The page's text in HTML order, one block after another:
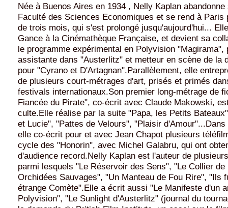
Née à Buenos Aires en 1934 , Nelly Kaplan
Faculté des Sciences Economiques et se rend à Paris
de trois mois, qui s'est prolongé jusqu'aujourd'hui...
Gance à la Cinémathèque Française, et devient sa
le programme expérimental en Polyvision "Magirama",
assistante dans "Austerlitz" et metteur en scène de la
pour "Cyrano et D'Artagnan".Parallèlement, elle
de plusieurs court-métrages d'art, prisés et primés
festivals internationaux.Son premier long-métrage de
Fiancée du Pirate", co-écrit avec Claude Makowski,
culte.Elle réalise par la suite "Papa, les Petits
et Lucie", "Pattes de Velours", "Plaisir
elle co-écrit pour et avec Jean Chapot plusieurs
cycle des "Honorin", avec Michel Galabru, qui ont
d'audience record.Nelly Kaplan est l'auteur de
parmi lesquels "Le Réservoir des Sens", "Le Collier
Orchidées Sauvages", "Un Manteau de Fou Rire", "Ils
étrange Comète".Elle a écrit aussi "Le Manifeste d'un
Polyvision", "Le Sunlight d'Austerlitz" (journal du